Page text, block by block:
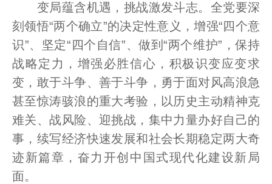
变局蕴含机遇，挑战激发斗志。全党要深
刻领悟“两个确立”的决定性意义，增强“四个意
识”、坚定“四个自信”、做到“两个维护”，保持
战略定力，增强必胜信心，积极识变应变求
变，敢于斗争、善于斗争，勇于面对风高浪急
甚至惊涛骇浪的重大考验，以历史主动精神克
难关、战风险、迎挑战，集中力量办好自己的
事，续写经济快速发展和社会长期稳定两大奇
迹新篇章，奋力开创中国式现代化建设新局
面。